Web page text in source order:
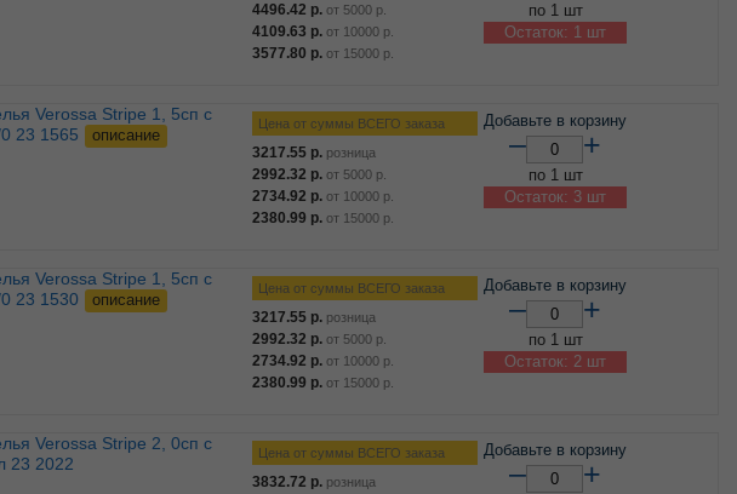
4496.42 р. от 5000 р.
4109.63 р. от 10000 р.
3577.80 р. от 15000 р.
по 1 шт
Остаток: 1 шт
23 1565
описание
Цена от суммы ВСЕГО заказа
3217.55 р. розница
2992.32 р. от 5000 р.
2734.92 р. от 10000 р.
2380.99 р. от 15000 р.
Добавьте в корзину
– +
по 1 шт
Остаток: 3 шт
23 1530
описание
Цена от суммы ВСЕГО заказа
3217.55 р. розница
2992.32 р. от 5000 р.
2734.92 р. от 10000 р.
2380.99 р. от 15000 р.
Добавьте в корзину
– +
по 1 шт
Остаток: 2 шт
23 2022
Цена от суммы ВСЕГО заказа
3832.72 р. розница
Добавьте в корзину
– +